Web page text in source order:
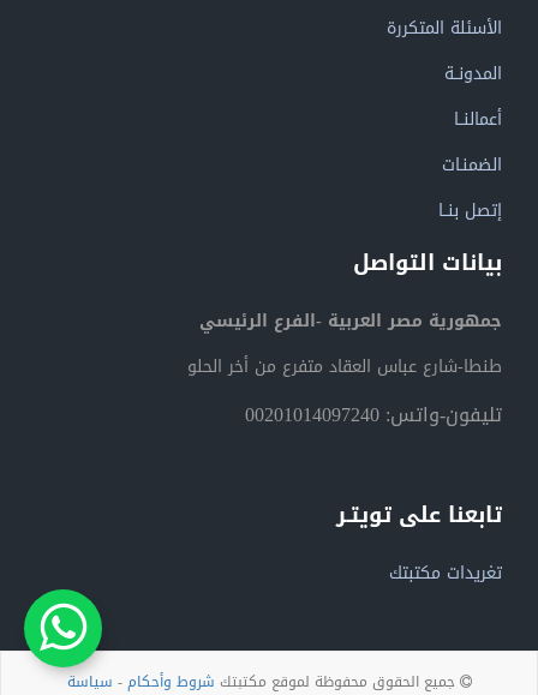
الأسئلة المتكررة
المدونــة
أعمالنــا
الضمنـات
إتصل بنــا
بيانات التواصل
جمهورية مصر العربية -الفرع الرئيسي
طنطا-شارع عباس العقاد متفرع من أخر الحلو
تليفون-واتس: 00201014097240
تابعنا على تويتـر
تغريدات مكتبتك
جميع الحقوق محفوظة لموقع مكتبتك شروط وأحكام- سياسة